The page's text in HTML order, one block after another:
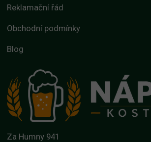
Reklamační řád
Obchodní podmínky
Blog
Za Humny 941